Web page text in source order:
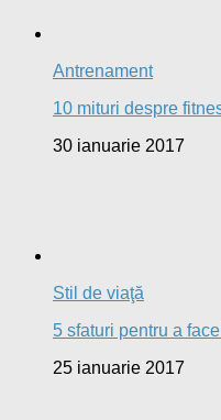
Antrenament
10 mituri despre
30 ianuarie 2017
Stil de viaţă
5 sfaturi pentru a
25 ianuarie 2017